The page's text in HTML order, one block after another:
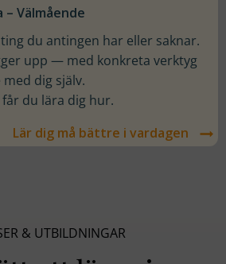
– Välmående
du antingen har eller saknar.
upp — med konkreta verktyg
dig själv.
du lära dig hur.
Lär dig må bättre i vardagen
& UTBILDNINGAR
behövs för
att hemsidan
över huvud
funktionalitet